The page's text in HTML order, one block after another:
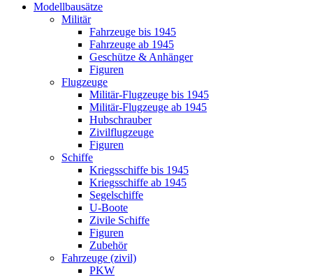
Modellbausätze
Militär
Fahrzeuge bis 1945
Fahrzeuge ab 1945
Geschütze & Anhänger
Figuren
Flugzeuge
Militär-Flugzeuge bis 1945
Militär-Flugzeuge ab 1945
Hubschrauber
Zivilflugzeuge
Figuren
Schiffe
Kriegsschiffe bis 1945
Kriegsschiffe ab 1945
Segelschiffe
U-Boote
Zivile Schiffe
Figuren
Zubehör
Fahrzeuge (zivil)
PKW